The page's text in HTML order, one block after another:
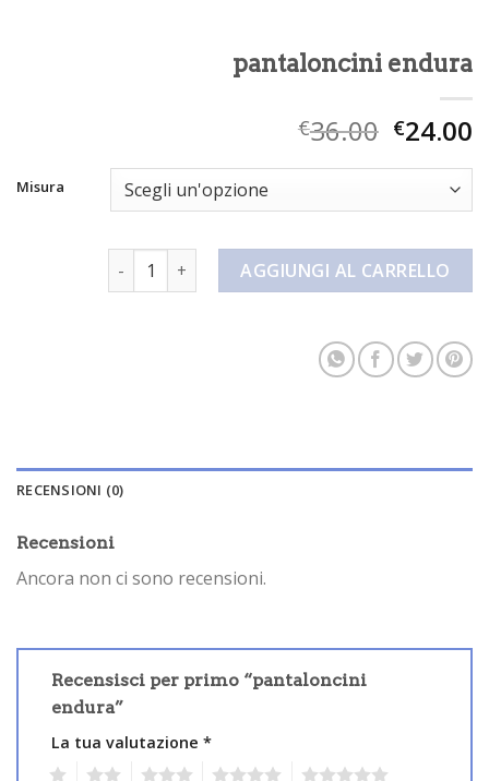
pantaloncini endura
€36.00 €24.00
Misura
pantaloncini endura quantitàAGGIUNGI AL CARRELLO
RECENSIONI (0)
Recensioni
Ancora non ci sono recensioni.
Recensisci per primo “pantaloncini
endura”
La tua valutazione *